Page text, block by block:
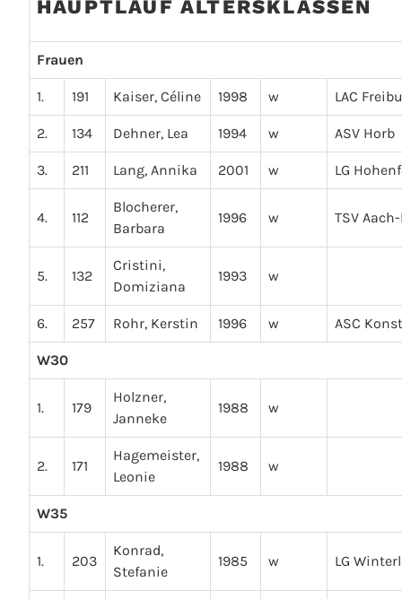
HAUPTLAUF ALTERSKLASSEN
Frauen
1. 191 Kaiser, Céline 1998 w LAC
2. 134 Dehner, Lea 1994 w ASV Horb
3. 211 Lang, Annika 2001 w LG
4. 112
Blocherer,
Barbara
1996 w TSV
5. 132
Cristini,
Domiziana
1993 w
6. 257 Rohr, Kerstin 1996 w ASC
W30
1. 179
Holzner,
Janneke
1988 w
2. 171
Hagemeister,
Leonie
1988 w
W35
1. 203
Konrad,
Stefanie
1985 w LG